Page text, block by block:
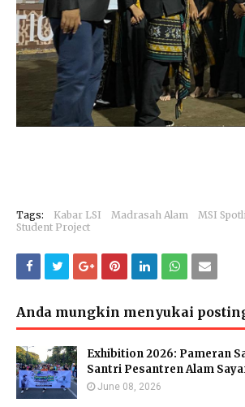
Tags: Kabar LSI Madrasah Alam
MSI
Student Project
Anda mungkin menyukai
Exhibition 2026: Pameran
Santri Pesantren Alam
June 08, 2026